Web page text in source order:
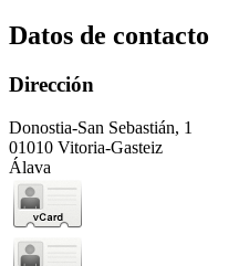
Datos de contacto
Dirección
Donostia-San Sebastián, 1
01010 Vitoria-Gasteiz
Álava